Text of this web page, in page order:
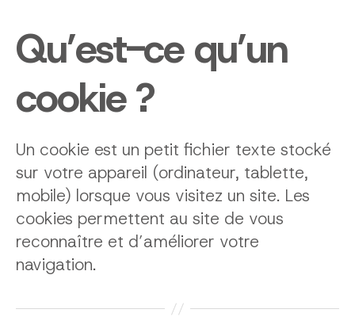
Qu’est-ce qu’un
cookie ?
Un cookie est un petit fichier texte stocké
sur votre appareil (ordinateur, tablette,
mobile) lorsque vous visitez un site. Les
cookies permettent au site de vous
reconnaître et d’améliorer votre
navigation.